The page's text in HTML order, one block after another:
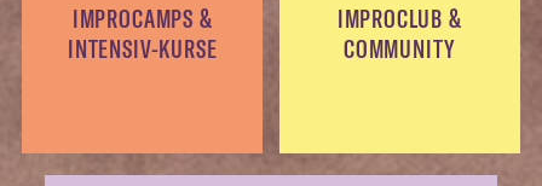
IMPROCAMPS &
INTENSIV-KURSE
IMPROCLUB &
COMMUNITY